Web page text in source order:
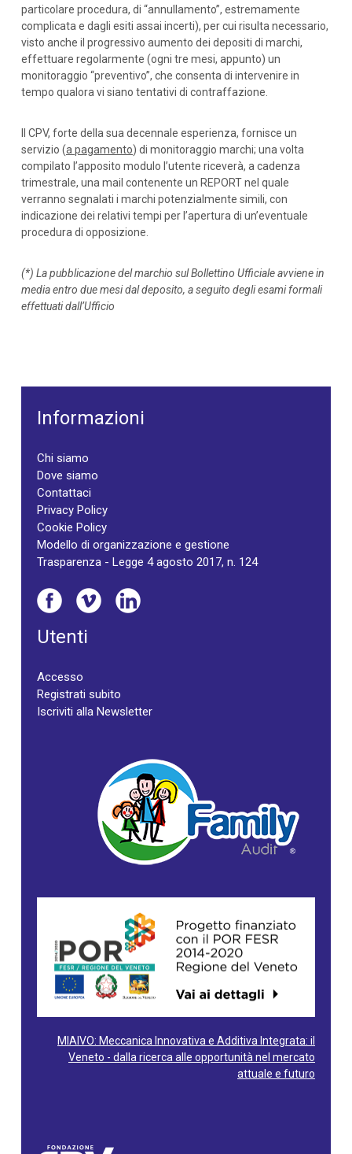
particolare procedura, di “annullamento”, estremamente
complicata e dagli esiti assai incerti), per cui risulta necessario,
visto anche il progressivo aumento dei depositi di marchi,
effettuare regolarmente (ogni tre mesi, appunto) un
monitoraggio “preventivo”, che consenta di intervenire in
tempo qualora vi siano tentativi di contraffazione.
Il CPV, forte della sua decennale esperienza, fornisce un
servizio (a pagamento) di monitoraggio marchi; una volta
compilato l’apposito modulo l’utente riceverà, a cadenza
trimestrale, una mail contenente un REPORT nel quale
verranno segnalati i marchi potenzialmente simili, con
indicazione dei relativi tempi per l’apertura di un’eventuale
procedura di opposizione.
(*) La pubblicazione del marchio sul Bollettino Ufficiale avviene in
media entro due mesi dal deposito, a seguito degli esami formali
effettuati dall’Ufficio
Informazioni
Chi siamo
Dove siamo
Contattaci
Privacy Policy
Cookie Policy
Modello di organizzazione e gestione
Trasparenza - Legge 4 agosto 2017, n. 124
Utenti
Accesso
Registrati subito
Iscriviti alla Newsletter
MIAIVO: Meccanica Innovativa e Additiva Integrata: il
Veneto - dalla ricerca alle opportunità nel mercato
attuale e futuro